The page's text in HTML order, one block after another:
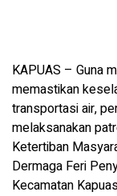
KAPUAS – Guna
memastikan
transportasi air,
melaksanakan
Ketertiban
Dermaga Feri
Kecamatan